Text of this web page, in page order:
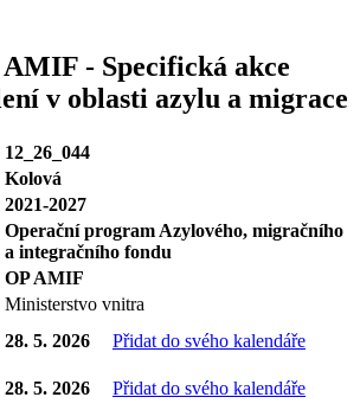
AMIF - Specifická akce
v oblasti azylu a migrace
12_26_044
Kolová
2021-2027
Operační program Azylového, migračního
a integračního fondu
OP AMIF
Ministerstvo vnitra
28. 5. 2026
Přidat do svého kalendáře
28. 5. 2026
Přidat do svého kalendáře